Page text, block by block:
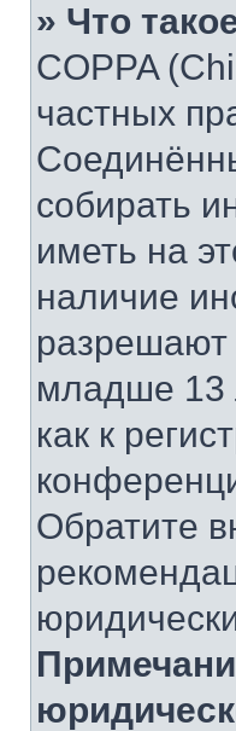
» Что
COPPA
частных
собирать
иметь на
наличие
разрешают
младше 13
как к
Обратите